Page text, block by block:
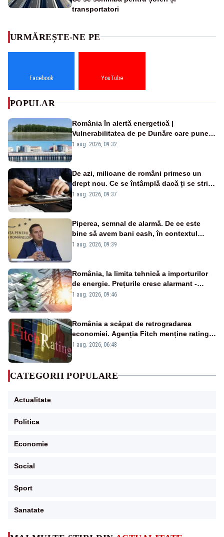
transportatori
URMĂREȘTE-NE PE
Facebook YouTube
POPULAR
România în alertă energetică |
Vulnerabilitatea de pe Dunăre care pune
în pericol Centrala Cernavodă era
1 aug. 2026, 09:32
De azi, milioane de români primesc un
drept nou. Ce se întâmplă dacă ți se strică
un produs
1 aug. 2026, 09:37
Piperea, semnal de alarmă. De ce este
bine să avem bani cash, în contextul
alertei energetice?
1 aug. 2026, 09:39
România, la limita tehnică a importurilor
de energie. Prețurile cresc alarmant -
Analiză Realitatea Plus
1 aug. 2026, 09:46
România a scăpat de retrogradarea
economiei. Agenția Fitch menține ratingul
„BBB-” cu perspectivă negativă
1 aug. 2026, 06:48
CATEGORII POPULARE
Actualitate
Politica
Economie
Social
Sport
Sanatate